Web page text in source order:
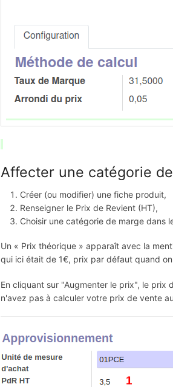
Affecter une catégorie
Créer (ou modifier) une fiche produit,
Renseigner le Prix de Revient (HT),
Choisir une catégorie de marge dans
Un « Prix théorique » apparaît avec la
qui ici était de 1€, prix par défaut quand
En cliquant sur "Augmenter le prix", le
n'avez pas à calculer votre prix de vente